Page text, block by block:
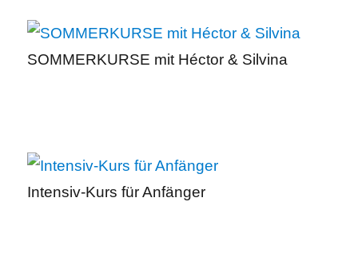
SOMMERKURSE mit Héctor & Silvina
Intensiv-Kurs für Anfänger